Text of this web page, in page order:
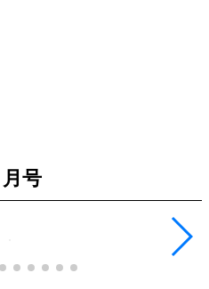
号